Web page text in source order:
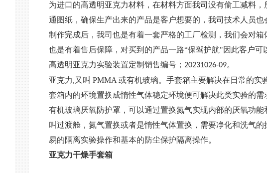
为进口的高透明亚克力材料，在材料方面我司没有偷工减料
通图纸，确保生产出来的产品是客户想要的，我司技术人员
制作完成后，我司也是有着一套严格的工厂检测，我们会对
也是有着售后保障，对买到的产品一路“保驾护航"因此客户可
高透明亚克力实验装置定制销售编号； 20231026-09。
亚克力,又叫 PMMA 或有机玻璃。手套箱主要解决在日常的实
套箱内的环境置换成惰性气体稳定环境便可解决此类实验的需
有机玻璃厌氧防护罩，可以通过置换氮气实现内部的厌氧功
叫过渡舱，氮气置换或者是惰性气体置换，需要净化和洗气
易的隔离实验操作和基本的防尘保护隔离操作。
亚克力干燥手套箱